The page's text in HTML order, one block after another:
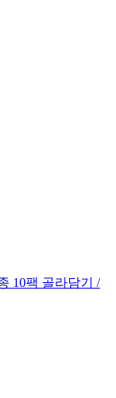
10팩 골라담기 /